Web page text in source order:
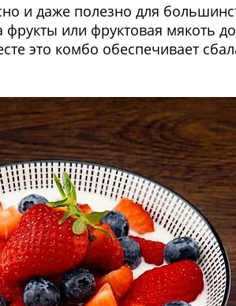
и даже полезно для
или фруктовая мякоть
это комбо обеспечивает